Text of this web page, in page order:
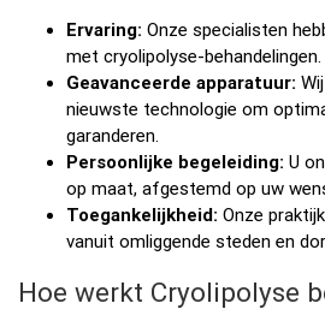
Ervaring: Onze specialisten
met cryolipolyse-behandelingen.
Geavanceerde apparatuur:
nieuwste technologie om
garanderen.
Persoonlijke begeleiding: U
op maat, afgestemd op uw
Toegankelijkheid: Onze
vanuit omliggende steden en
Hoe werkt Cryolipolyse